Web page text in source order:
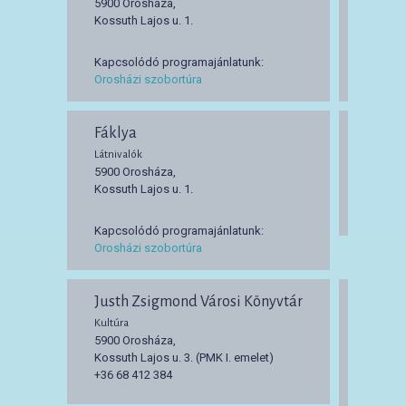
5900 Orosháza,
Kossuth Lajos u. 1.
Kapcsolódó programajánlatunk:
Orosházi szobortúra
Fáklya
Látnivalók
5900 Orosháza,
Kossuth Lajos u. 1.
Kapcsolódó programajánlatunk:
Orosházi szobortúra
Justh Zsigmond Városi Könyvtár
Kultúra
5900 Orosháza,
Kossuth Lajos u. 3. (PMK I. emelet)
+36 68 412 384